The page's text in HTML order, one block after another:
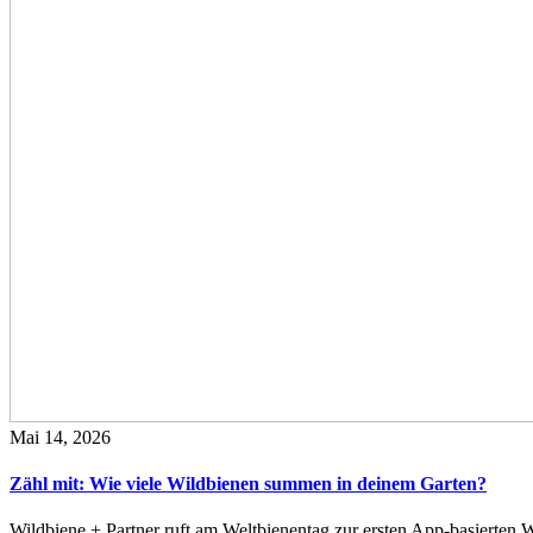
Mai 14, 2026
Zähl mit: Wie viele Wildbienen summen in deinem Garten?